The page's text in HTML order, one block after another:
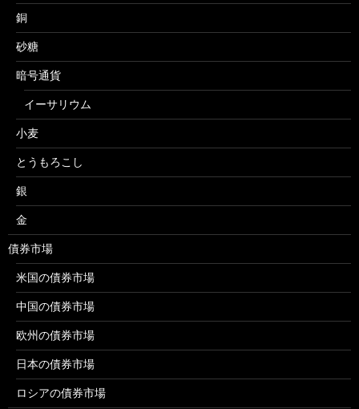
銅
砂糖
暗号通貨
イーサリウム
小麦
とうもろこし
銀
金
債券市場
米国の債券市場
中国の債券市場
欧州の債券市場
日本の債券市場
ロシアの債券市場